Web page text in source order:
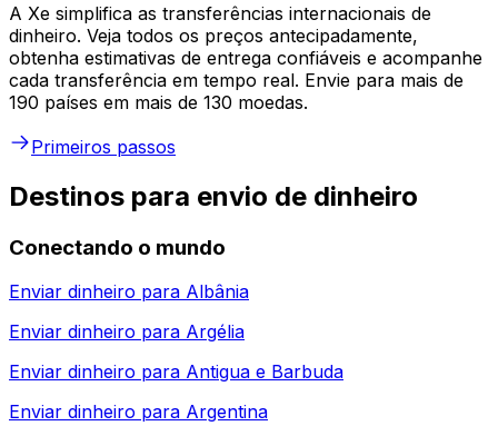
A Xe simplifica as transferências internacionais de
dinheiro. Veja todos os preços antecipadamente,
obtenha estimativas de entrega confiáveis e acompanhe
cada transferência em tempo real. Envie para mais de
190 países em mais de 130 moedas.
Primeiros passos
Destinos para envio de dinheiro
Conectando o mundo
Enviar dinheiro para Albânia
Enviar dinheiro para Argélia
Enviar dinheiro para Antigua e Barbuda
Enviar dinheiro para Argentina